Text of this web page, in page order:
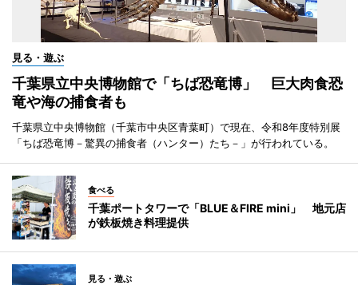
見る・遊ぶ
千葉県立中央博物館で「ちば恐竜博」 巨大肉食恐
竜や海の捕食者も
千葉県立中央博物館（千葉市中央区青葉町）で現在、令和8年度特別展
「ちば恐竜博－驚異の捕食者（ハンター）たち－」が行われている。
食べる
千葉ポートタワーで「BLUE＆FIRE mini」 地元店
が鉄板焼き料理提供
見る・遊ぶ